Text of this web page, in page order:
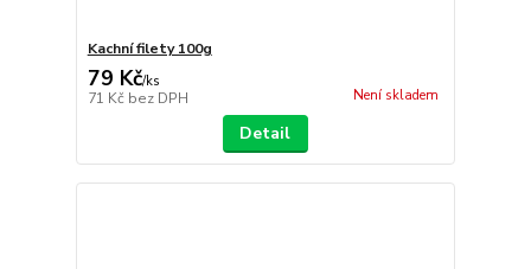
Kachní filety 100g
79 Kč/ks
71 Kč bez DPH Není skladem
Detail